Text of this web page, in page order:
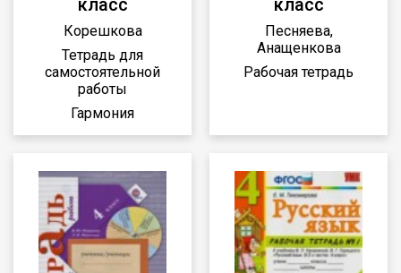
класс
Корешкова
Тетрадь для
самостоятельной
работы
Гармония
класс
Песняева,
Анащенкова
Рабочая тетрадь